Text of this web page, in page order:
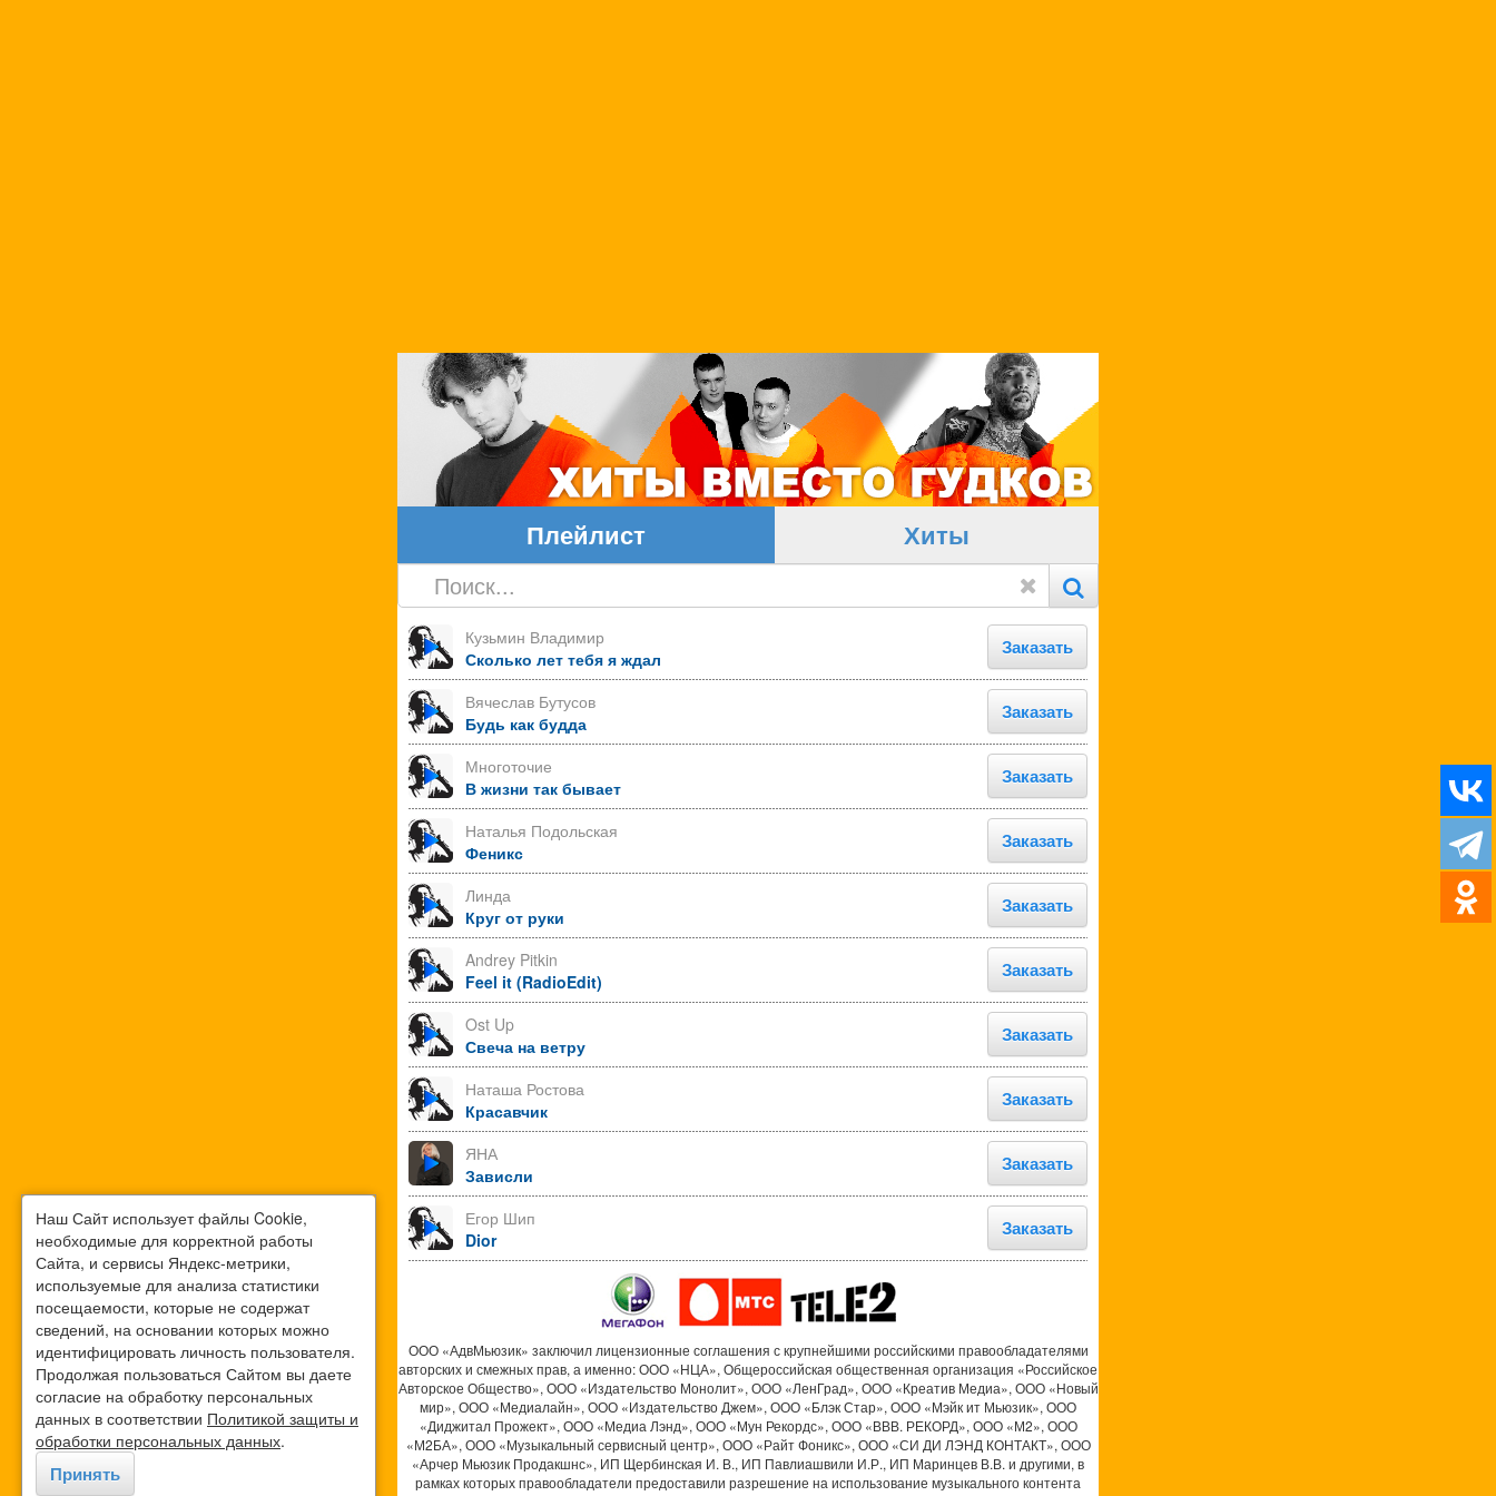
Плейлист Хиты
Кузьмин Владимир
Сколько лет тебя я ждал
Заказать
Вячеслав Бутусов
Будь как будда
Заказать
Многоточие
В жизни так бывает
Заказать
Наталья Подольская
Феникс
Заказать
Линда
Круг от руки
Заказать
Andrey Pitkin
Feel it (RadioEdit)
Заказать
Ost Up
Свеча на ветру
Заказать
Наташа Ростова
Красавчик
Заказать
ЯНА
Зависли
Заказать
Егор Шип
Dior
Заказать
ООО «АдвМьюзик» заключил лицензионные соглашения с крупнейшими российскими правообладателями
авторских и смежных прав, а именно: ООО «НЦА», Общероссийская общественная организация «Российское
Авторское Общество», ООО «Издательство Монолит», ООО «ЛенГрад», ООО «Креатив Медиа», ООО «Новый
мир», ООО «Медиалайн», ООО «Издательство Джем», ООО «Блэк Стар», ООО «Мэйк ит Мьюзик», ООО
«Диджитал Прожект», ООО «Медиа Лэнд», ООО «Мун Рекордс», ООО «ВВВ. РЕКОРД», ООО «М2», ООО
«М2БА», ООО «Музыкальный сервисный центр», ООО «Райт Фоникс», ООО «СИ ДИ ЛЭНД КОНТАКТ», ООО
«Арчер Мьюзик Продакшнс», ИП Щербинская И. В., ИП Павлиашвили И.Р., ИП Маринцев В.В. и другими, в
рамках которых правообладатели предоставили разрешение на использование музыкального контента
Наш Сайт использует файлы Cookie,
необходимые для корректной работы
Сайта, и сервисы Яндекс-метрики,
используемые для анализа статистики
посещаемости, которые не содержат
сведений, на основании которых можно
идентифицировать личность пользователя.
Продолжая пользоваться Сайтом вы даете
согласие на обработку персональных
данных в соответствии Политикой защиты и
обработки персональных данных.
Принять